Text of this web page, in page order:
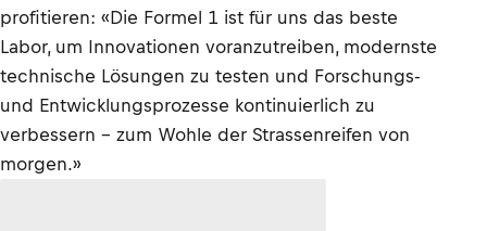
profitieren: «Die Formel 1 ist für uns das beste
Labor, um Innovationen voranzutreiben, modernste
technische Lösungen zu testen und Forschungs-
und Entwicklungsprozesse kontinuierlich zu
verbessern – zum Wohle der Strassenreifen von
morgen.»